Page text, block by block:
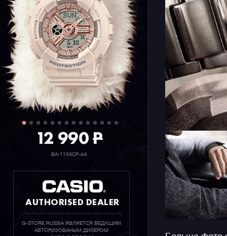
12 990P
BA-110XCP-4A
AUTHORISED DEALER
G-STORE RUSSIA ЯВЛЯЕТСЯ ВЕДУЩИМ
АВТОРИЗОВАНЫМ ДИЛЕРОМ